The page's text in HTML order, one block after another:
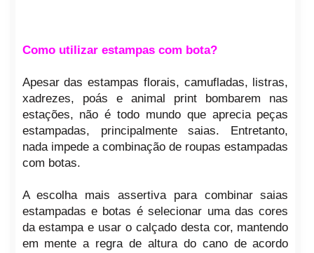
Como utilizar estampas com bota?
Apesar das estampas florais, camufladas, listras,
xadrezes, poás e animal print bombarem nas
estações, não é todo mundo que aprecia peças
estampadas, principalmente saias. Entretanto,
nada impede a combinação de roupas estampadas
com botas.
A escolha mais assertiva para combinar saias
estampadas e botas é selecionar uma das cores
da estampa e usar o calçado desta cor, mantendo
em mente a regra de altura do cano de acordo